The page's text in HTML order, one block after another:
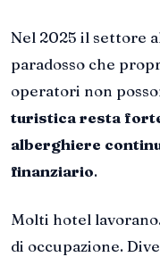
Nel 2025 il settore
paradosso che
operatori non
turistica resta
alberghiere
finanziario.
Molti hotel
di occupazione.